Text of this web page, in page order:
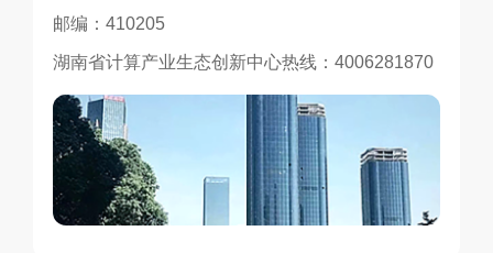
邮编：410205
湖南省计算产业生态创新中心热线：4006281870